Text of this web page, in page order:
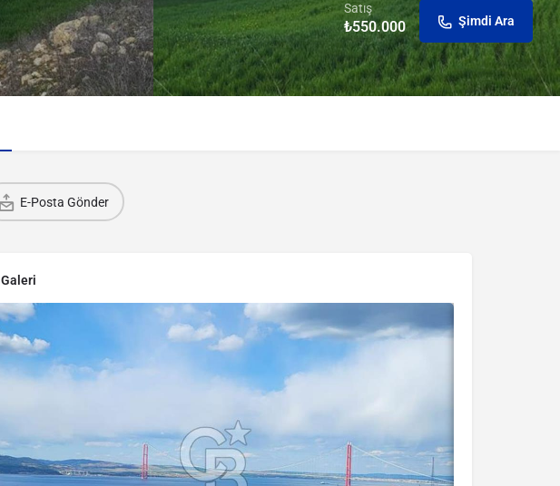
Satış
₺550.000 Şimdi Ara
E-Posta Gönder
Galeri